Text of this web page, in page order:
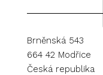
Brněnská 543
664 42 Modřice
Česká republika